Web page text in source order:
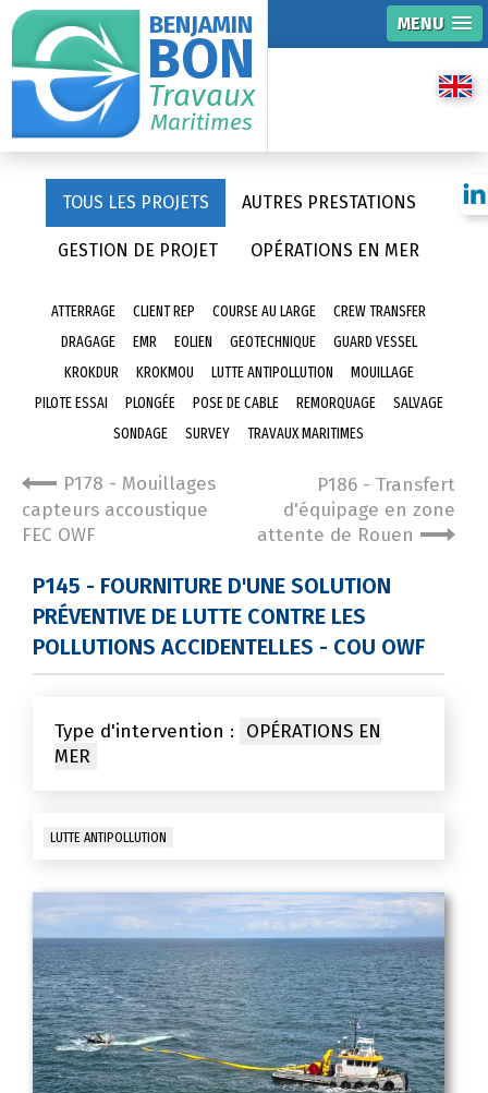
MENU
BENJAMIN
BON
Travaux
Maritimes
TOUS LES PROJETS AUTRES PRESTATIONS
GESTION DE PROJET OPÉRATIONS EN MER
ATTERRAGE CLIENT REP COURSE AU LARGE
CREW TRANSFER
DRAGAGE
EMR EOLIEN GEOTECHNIQUE
GUARD VESSEL
KROKDUR
KROKMOU LUTTE ANTIPOLLUTION
MOUILLAGE
PILOTE ESSAI
PLONGÉE POSE DE CABLE REMORQUAGE
SALVAGE
SONDAGE
SURVEY TRAVAUX MARITIMES
P178 - Mouillages
capteurs accoustique
FEC OWF
P186 - Transfert
d'équipage en zone
attente de Rouen
P145 - FOURNITURE D'UNE SOLUTION
PRÉVENTIVE DE LUTTE CONTRE LES
POLLUTIONS ACCIDENTELLES - COU OWF
Type d'intervention :
OPÉRATIONS EN
MER
LUTTE ANTIPOLLUTION